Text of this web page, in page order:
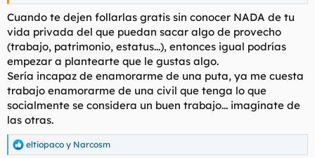
Cuando te dejen follarlas gratis sin conocer NADA de tu
vida privada del que puedan sacar algo de provecho
(trabajo, patrimonio, estatus...), entonces igual podrías
empezar a plantearte que le gustas algo.
Sería incapaz de enamorarme de una puta, ya me cuesta
trabajo enamorarme de una civil que tenga lo que
socialmente se considera un buen trabajo... imagínate de
las otras.
R
eltiopaco y Narcosm